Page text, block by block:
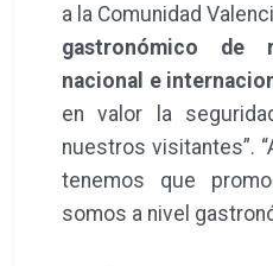
a la Comunidad
gastronómico de
nacional e
en valor la
nuestros visitantes”.
tenemos que
somos a nivel